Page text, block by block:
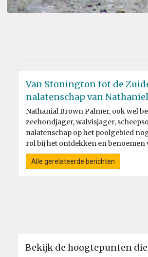
Van Stonington tot de
nalatenschap van
Nathanial Brown Palmer, ook wel
zeehondjager, walvisjager,
nalatenschap op het poolgebied
rol bij het ontdekken en
Antarctica, waarvan je er veel kunt
Alle gerelateerde berichten
Bekijk de hoogtepunten